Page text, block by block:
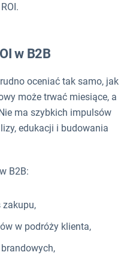
w B2B
oceniać tak samo, jak
może trwać miesiące, a
ma szybkich impulsów
edukacji i budowania
B2B:
zakupu,
w podróży klienta,